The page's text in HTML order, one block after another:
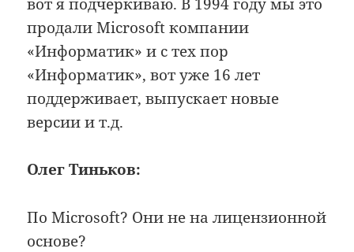
продали Microsoft компании
«Информатик» и с тех пор
«Информатик», вот уже 16 лет
поддерживает, выпускает новые
версии и т.д.
Олег Тиньков:
По Microsoft? Они не на лицензионной
основе?